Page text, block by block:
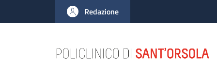
al contenuto principale
to footer content
Redazione